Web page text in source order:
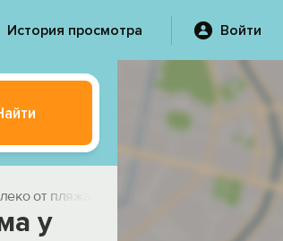
История просмотра Войти
от пляжа
у